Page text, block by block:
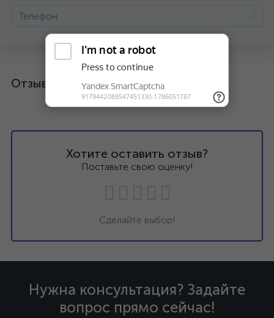
Отзывы
Хотите оставить отзыв?
Поставьте свою оценку!
Сделайте выбор!
Нужна консультация? Задайте
вопрос прямо сейчас!